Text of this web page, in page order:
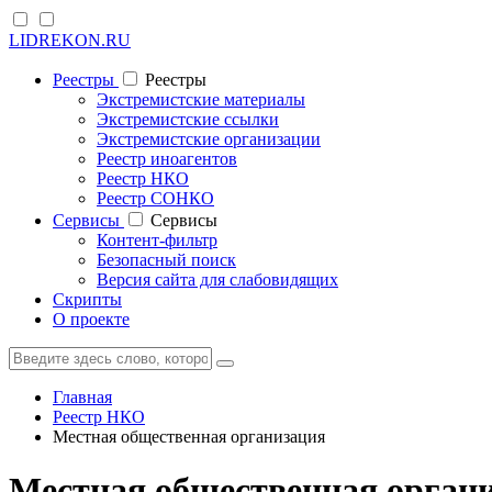
LIDREKON.RU
Реестры
Реестры
Экстремистские материалы
Экстремистские ссылки
Экстремистские организации
Реестр иноагентов
Реестр НКО
Реестр СОНКО
Cервисы
Cервисы
Контент-фильтр
Безопасный поиск
Версия сайта для слабовидящих
Скрипты
О проекте
Главная
Реестр НКО
Местная общественная организация